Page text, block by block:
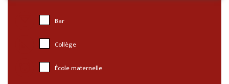
Bar
Collège
École maternelle